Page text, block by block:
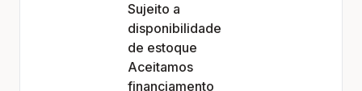
Sujeito a
disponibilidade
de estoque
Aceitamos
financiamento